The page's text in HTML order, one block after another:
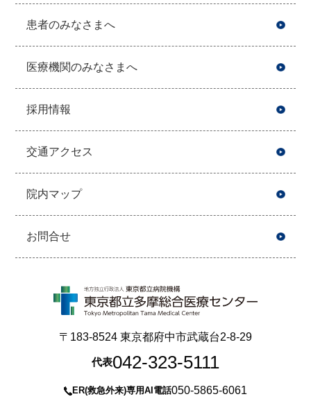
患者のみなさまへ
医療機関のみなさまへ
採用情報
交通アクセス
院内マップ
お問合せ
〒183-8524 東京都府中市武蔵台2-8-29
代表042-323-5111
ER(救急外来)専用AI電話050-5865-6061